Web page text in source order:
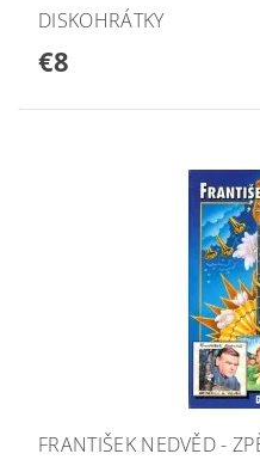
DISKOHRÁTKY
€8
FRANTIŠEK NEDVĚD -